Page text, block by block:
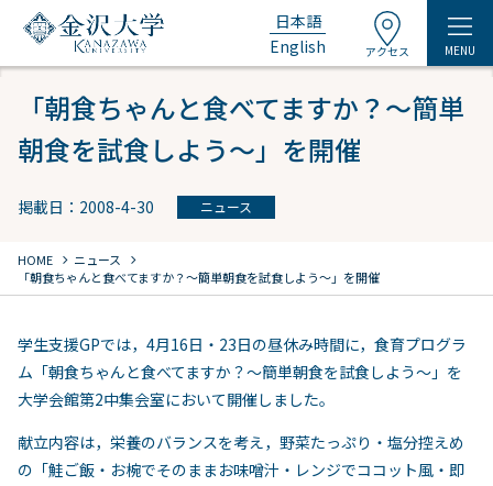
日本語
English
アクセス MENU
「朝食ちゃんと食べてますか？～簡単
朝食を試食しよう～」を開催
掲載日：2008-4-30 ニュース
HOME chevron_right ニュース chevron_right
「朝食ちゃんと食べてますか？～簡単朝食を試食しよう～」を開催
学生支援GPでは，4月16日・23日の昼休み時間に，食育プログラ
ム「朝食ちゃんと食べてますか？～簡単朝食を試食しよう～」を
大学会館第2中集会室において開催しました。
献立内容は，栄養のバランスを考え，野菜たっぷり・塩分控えめ
の「鮭ご飯・お椀でそのままお味噌汁・レンジでココット風・即